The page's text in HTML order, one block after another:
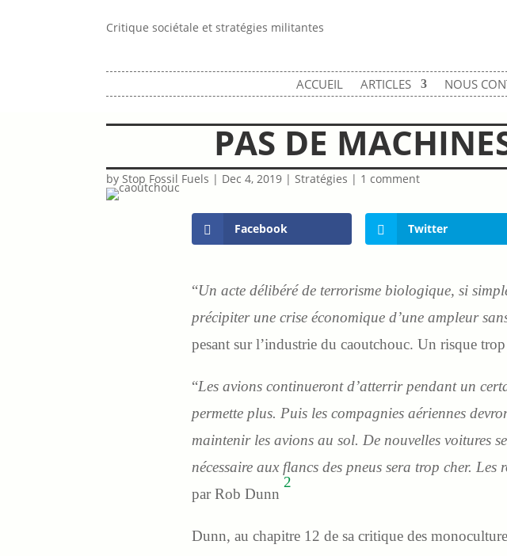
Critique sociétale et stratégies militantes
ACCUEIL ARTICLES NOUS
PAS DE
byStop Fossil Fuels | Dec 4, 2019 |Stratégies | 1 comment
Facebook Twitter
“Un acte délibéré de terrorisme biologique, si
précipiter une crise économique d’une ampleur
pesant sur l’industrie du caoutchouc. Un risque
“Les avions continueront d’atterrir pendant un
permette plus. Puis les compagnies aériennes
maintenir les avions au sol. De nouvelles voitures
nécessaire aux flancs des pneus sera trop cher.
par Rob Dunn
2
Dunn, au chapitre 12 de sa critique des